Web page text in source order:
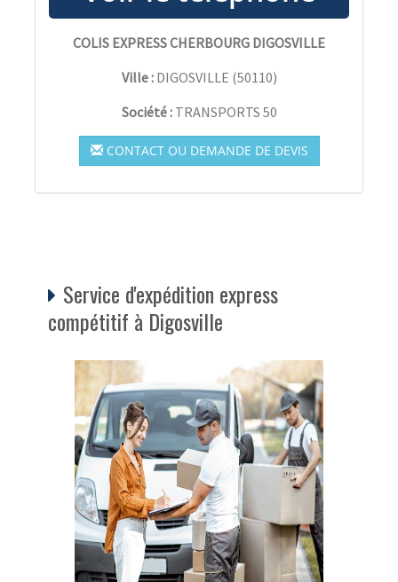
COLIS EXPRESS CHERBOURG DIGOSVILLE
Ville : DIGOSVILLE (50110)
Société : TRANSPORTS 50
CONTACT OU DEMANDE DE DEVIS
Service d'expédition express
compétitif à Digosville